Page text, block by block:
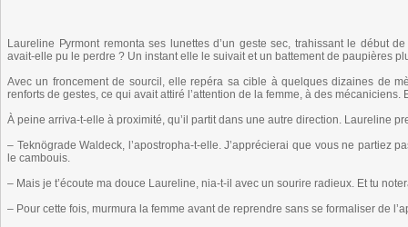
Laureline Pyrmont remonta ses lunettes d’un geste sec, trahissant le début
avait-elle pu le perdre ? Un instant elle le suivait et un battement de paupières
Avec un froncement de sourcil, elle repéra sa cible à quelques dizaines de
renforts de gestes, ce qui avait attiré l’attention de la femme, à des mécaniciens.
À peine arriva-t-elle à proximité, qu’il partit dans une autre direction. Laureline
– Teknögrade Waldeck, l’apostropha-t-elle. J’apprécierai que vous ne partiez
le cambouis.
– Mais je t’écoute ma douce Laureline, nia-t-il avec un sourire radieux. Et tu
– Pour cette fois, murmura la femme avant de reprendre sans se formaliser de